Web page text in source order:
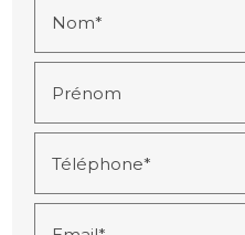
Nom*
Prénom
Téléphone*